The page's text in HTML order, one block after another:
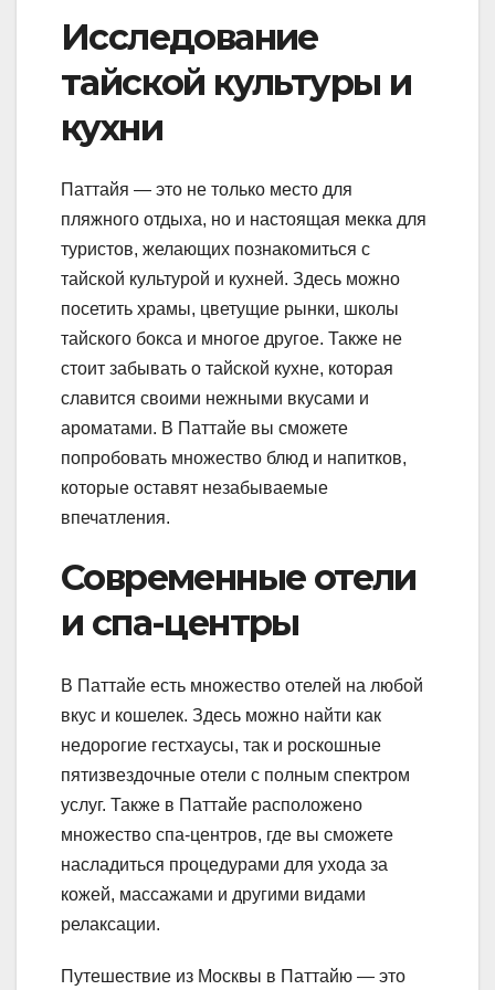
Исследование
тайской культуры и
кухни
Паттайя — это не только место для
пляжного отдыха, но и настоящая мекка для
туристов, желающих познакомиться с
тайской культурой и кухней. Здесь можно
посетить храмы, цветущие рынки, школы
тайского бокса и многое другое. Также не
стоит забывать о тайской кухне, которая
славится своими нежными вкусами и
ароматами. В Паттайе вы сможете
попробовать множество блюд и напитков,
которые оставят незабываемые
впечатления.
Современные отели
и спа-центры
В Паттайе есть множество отелей на любой
вкус и кошелек. Здесь можно найти как
недорогие гестхаусы, так и роскошные
пятизвездочные отели с полным спектром
услуг. Также в Паттайе расположено
множество спа-центров, где вы сможете
насладиться процедурами для ухода за
кожей, массажами и другими видами
релаксации.
Путешествие из Москвы в Паттайю — это